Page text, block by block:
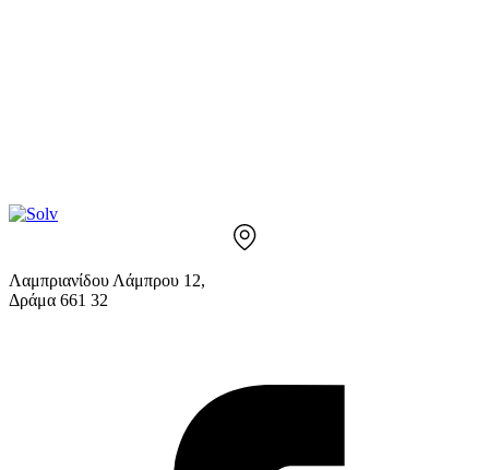
Λαμπριανίδου Λάμπρου 12,
Δράμα 661 32